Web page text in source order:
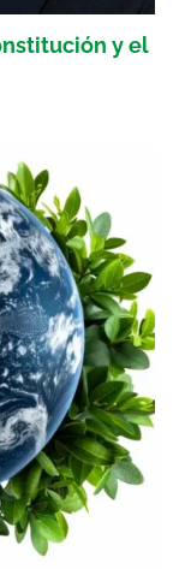
y el